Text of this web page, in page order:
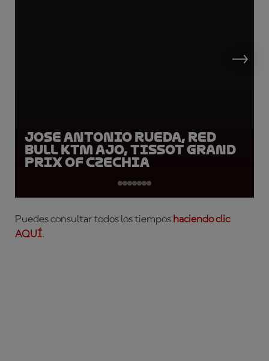
Jose Antonio Rueda, Red
Bull KTM Ajo, Tissot Grand
Prix of Czechia
Puedes consultar todos los tiempos haciendo clic
AQUÍ.